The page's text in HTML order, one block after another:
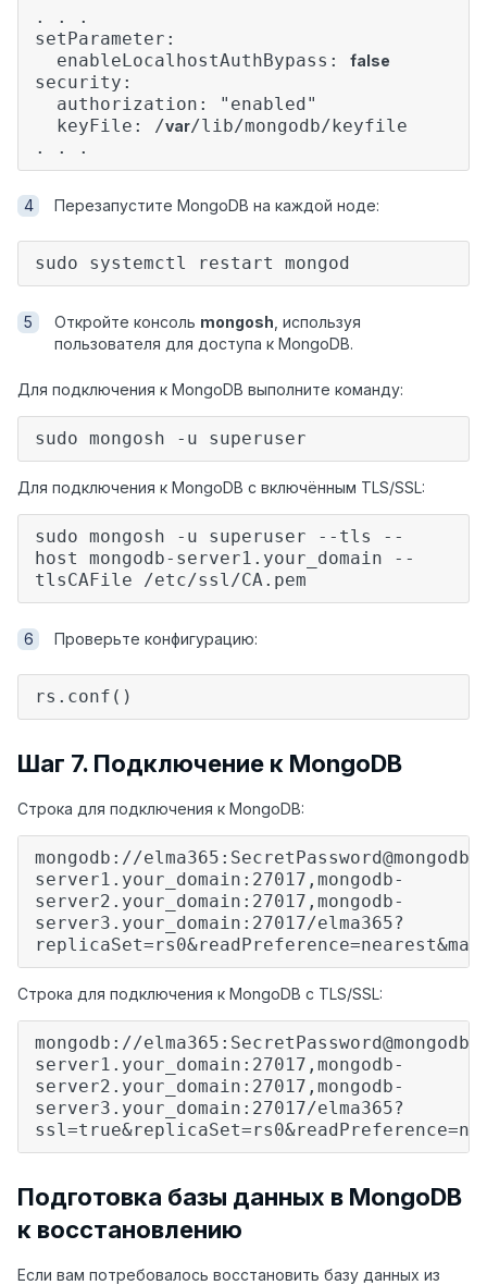
. . .
setParameter:
enableLocalhostAuthBypass: false
security:
authorization: "enabled"
keyFile: /var/lib/mongodb/keyfile
. . .
Перезапустите MongoDB на каждой ноде:
sudo systemctl restart mongod
Откройте консоль mongosh , используя
пользователя для доступа к MongoDB.
Для подключения к MongoDB выполните команду:
sudo mongosh -u superuser
Для подключения к MongoDB с включённым TLS/SSL:
sudo mongosh -u superuser --tls --
host mongodb-server1.your_domain --
tlsCAFile /etc/ssl/CA.pem
Проверьте конфигурацию:
rs.conf()
Шаг 7. Подключение к MongoDB
Строка для подключения к MongoDB:
mongodb: //elma365:SecretPassword@mongodb-
server1.your_domain:27017,mongodb-
server2.your_domain:27017,mongodb-
server3.your_domain:27017/elma365?
Строка для подключения к MongoDB c TLS/SSL:
mongodb ://elma365:SecretPassword@mongodb-
server1.your_domain:27017,mongodb-
server2.your_domain:27017,mongodb-
server3.your_domain:27017/elma365?
Подготовка базы данных в MongoDB
к восстановлению
Если вам потребовалось восстановить базу данных из